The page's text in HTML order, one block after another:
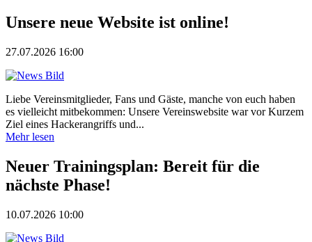
Unsere neue Website ist online!
27.07.2026 16:00
Liebe Vereinsmitglieder, Fans und Gäste, manche von euch haben
es vielleicht mitbekommen: Unsere Vereinswebsite war vor Kurzem
Ziel eines Hackerangriffs und...
Mehr lesen
Neuer Trainingsplan: Bereit für die
nächste Phase!
10.07.2026 10:00